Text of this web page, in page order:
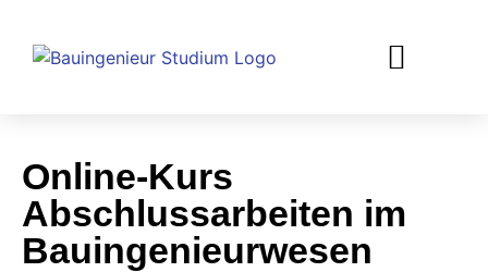
Online-Kurs
Abschlussarbeiten im
Bauingenieurwesen